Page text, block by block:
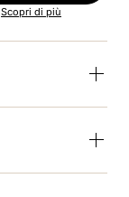
Scopri di più